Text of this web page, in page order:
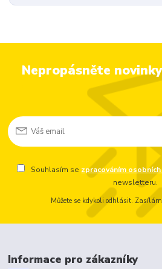
Nepropásněte
Souhlasím se zpracováním
newsletteru.
Můžete se kdykoli odhlásit.
Informace pro zákazníky